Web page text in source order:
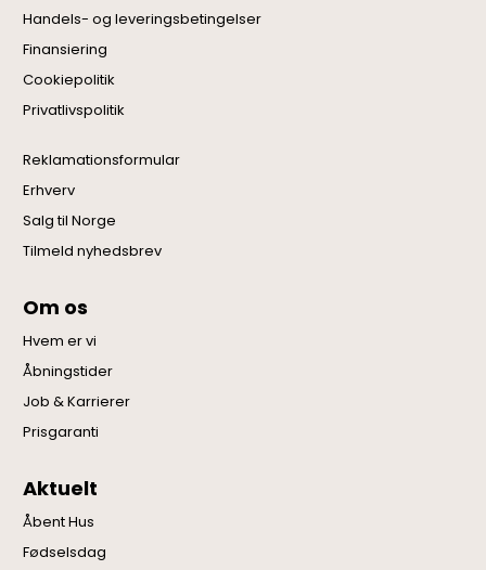
Handels- og leveringsbetingelser
Finansiering
Cookiepolitik
Privatlivspolitik
Reklamationsformular
Erhverv
Salg til Norge
Tilmeld nyhedsbrev
Om os
Hvem er vi
Åbningstider
Job & Karrierer
Prisgaranti
Aktuelt
Åbent Hus
Fødselsdag